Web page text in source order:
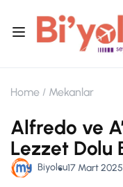
Home Mekanlar
Alfredo ve
Lezzet Dolu
Biyolcu17 Mart 2025